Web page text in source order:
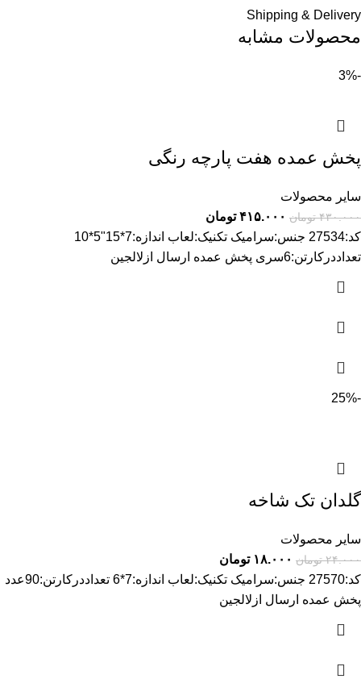
Shipping & Delivery
محصولات مشابه
-3%
پخش عمده هفت پارچه رنگی
سایر محصولات
۴۳۰.۰۰۰ تومان ۴۱۵.۰۰۰ تومان
کد:27534 جنس:سرامیک تکنیک:لعاب اندازه:7*15"5*10
تعداددرکارتن:6سری پخش عمده ارسال ازلالجین
-25%
گلدان تک شاخه
سایر محصولات
۲۴.۰۰۰ تومان ۱۸.۰۰۰ تومان
کد:27570 جنس:سرامیک تکنیک:لعاب اندازه:7*6 تعداددرکارتن:90عدد
پخش عمده ارسال ازلالجین